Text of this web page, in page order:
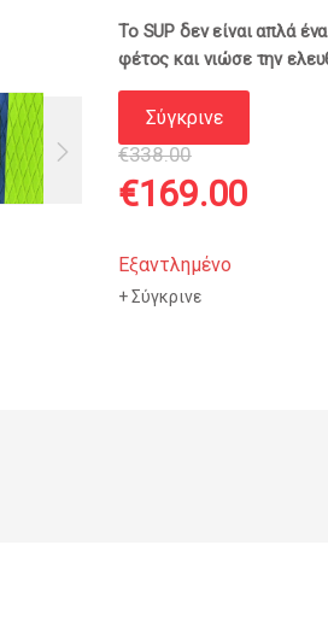
Το SUP δεν είναι απλά
φέτος και νιώσε την
Σύγκρινε
€338.00
Original
price
was:
€169.00Η
Εξαντλημένο
Σύγκρινε